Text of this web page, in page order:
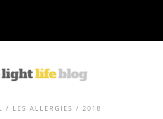
/ LES ALLERGIES / 2018